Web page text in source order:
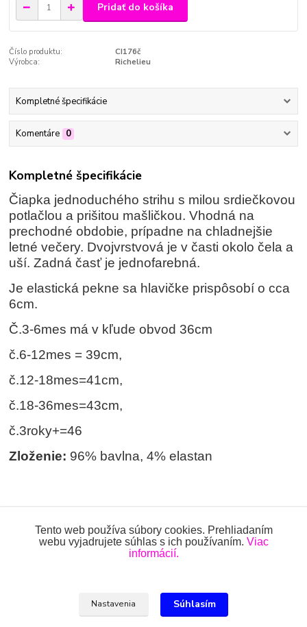
Pridať do košíka
Číslo produktu:
CI176č
Výrobca:
Richelieu
Kompletné špecifikácie
Komentáre 0
Kompletné špecifikácie
Čiapka jednoduchého strihu s milou srdiečkovou
potlačlou a prišitou mašličkou. Vhodná na
prechodné obdobie, prípadne na chladnejšie
letné večery. Dvojvrstvová je v časti okolo čela a
uší. Zadná časť je jednofarebná.
Je elastická pekne sa hlavičke prispôsobí o cca
6cm.
Č.3-6mes má v kľude obvod 36cm
č.6-12mes = 39cm,
č.12-18mes=41cm,
č.18-36mes=43cm,
č.3roky+=46
Zloženie: 96% bavlna, 4% elastan
ČIAPKY
Tento web používa súbory cookies. Prehliadaním
webu vyjadrujete súhlas s ich používaním. Viac
informácií.
Nastavenia Súhlasím